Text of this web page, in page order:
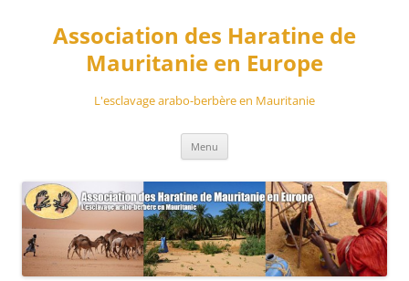
contenuAssociation des Haratine de
Mauritanie en Europe
L'esclavage arabo-berbère en Mauritanie
Menu